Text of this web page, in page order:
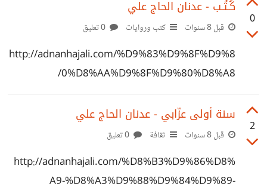
0
كُـتُـب - عدنان الحاج علي
قبل 8 سنوات كتب وروايات
http://adnanhajali.com/%D9%83%D9%8F%D9%8
0%D8%AA%D9%8F%D9%80%D8%A8/
2
سنة أولى عزّابي - عدنان الحاج علي
قبل 8 سنوات ثقافة
http://adnanhajali.com/%D8%B3%D9%86%D8%